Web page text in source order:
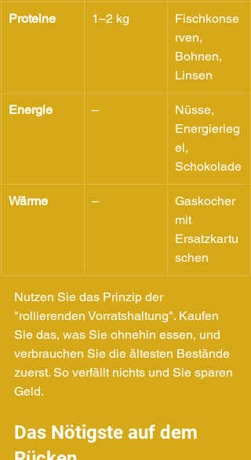
Proteine 1–2 kg
Fischkonse
rven,
Bohnen,
Linsen
Energie –
Nüsse,
Energierieg
el,
Schokolade
Wärme –
Gaskocher
mit
Ersatzkartu
schen
Nutzen Sie das Prinzip der
"rollierenden Vorratshaltung". Kaufen
Sie das, was Sie ohnehin essen, und
verbrauchen Sie die ältesten Bestände
zuerst. So verfällt nichts und Sie sparen
Geld.
Das Nötigste auf dem